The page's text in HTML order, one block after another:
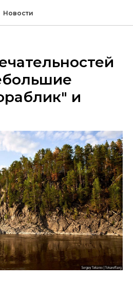
Новости
и